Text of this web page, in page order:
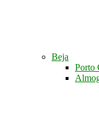
Beja
Porto